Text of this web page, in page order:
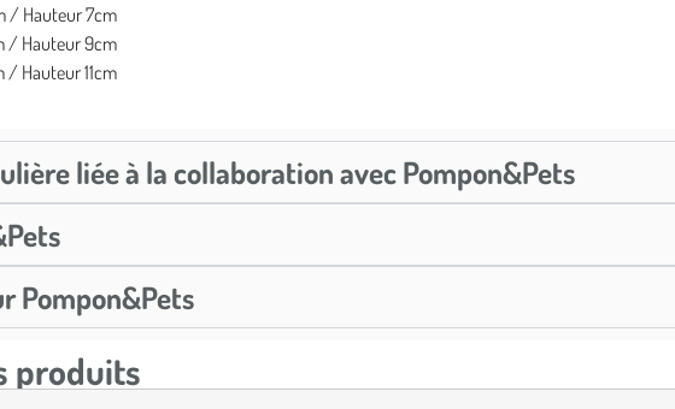
/ Hauteur 7cm
/ Hauteur 9cm
/ Hauteur 11cm
liée à la collaboration avec Pompon&Pets
Pompon&Pets
produits